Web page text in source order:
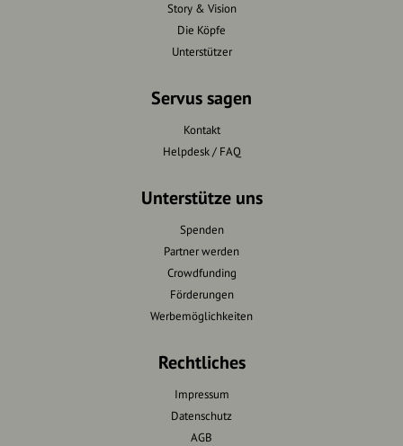
Story & Vision
Die Köpfe
Unterstützer
Servus sagen
Kontakt
Helpdesk / FAQ
Unterstütze uns
Spenden
Partner werden
Crowdfunding
Förderungen
Werbemöglichkeiten
Rechtliches
Impressum
Datenschutz
AGB